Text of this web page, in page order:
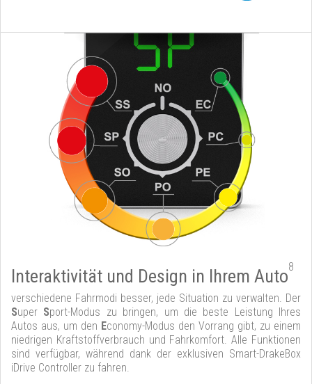
Interaktivität und Design in Ihrem Auto8
verschiedene Fahrmodi besser, jede Situation zu verwalten. Der
Super Sport-Modus zu bringen, um die beste Leistung Ihres
Autos aus, um den Economy-Modus den Vorrang gibt, zu einem
niedrigen Kraftstoffverbrauch und Fahrkomfort. Alle Funktionen
sind verfügbar, während dank der exklusiven Smart-DrakeBox
iDrive Controller zu fahren.